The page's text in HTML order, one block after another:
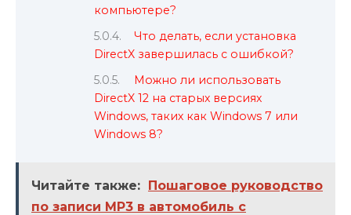
компьютере?
Что делать, если установка
DirectX завершилась с ошибкой?
Можно ли использовать
DirectX 12 на старых версиях
Windows, таких как Windows 7 или
Windows 8?
Читайте также:
Пошаговое руководство
по записи MP3 в автомобиль с